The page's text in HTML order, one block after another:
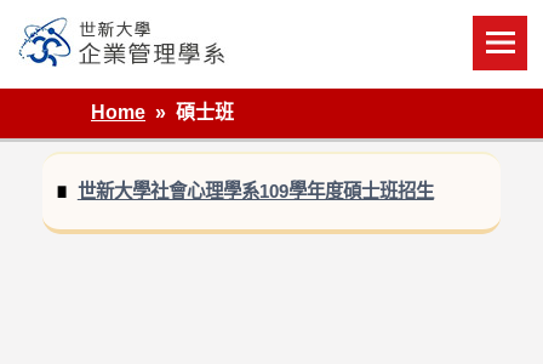
content
世新大學企業管理學系
Home
碩士班
世新大學社會心理學系109學年度碩士班招生